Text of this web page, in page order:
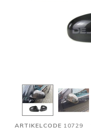
ARTIKELCODE 10729